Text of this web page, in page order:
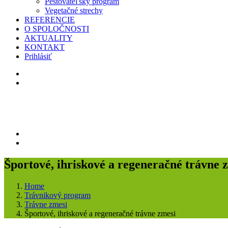
Vegetačné strechy
REFERENCIE
O SPOLOČNOSTI
AKTUALITY
KONTAKT
Prihlásiť
Športové, ihriskové a regeneračné trávne
Home
Trávnikový program
Trávne zmesi
Športové, ihriskové a regeneračné trávne zmesi